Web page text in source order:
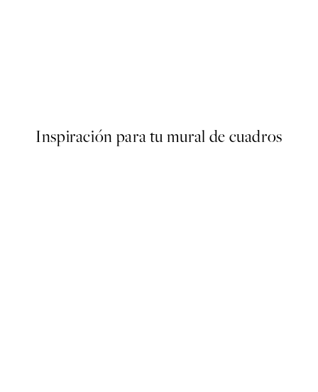
Inspiración para tu mural de cuadros